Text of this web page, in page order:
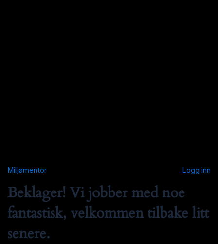
Miljømentor Logg inn
Beklager! Vi jobber med noe
fantastisk, velkommen tilbake litt
senere.